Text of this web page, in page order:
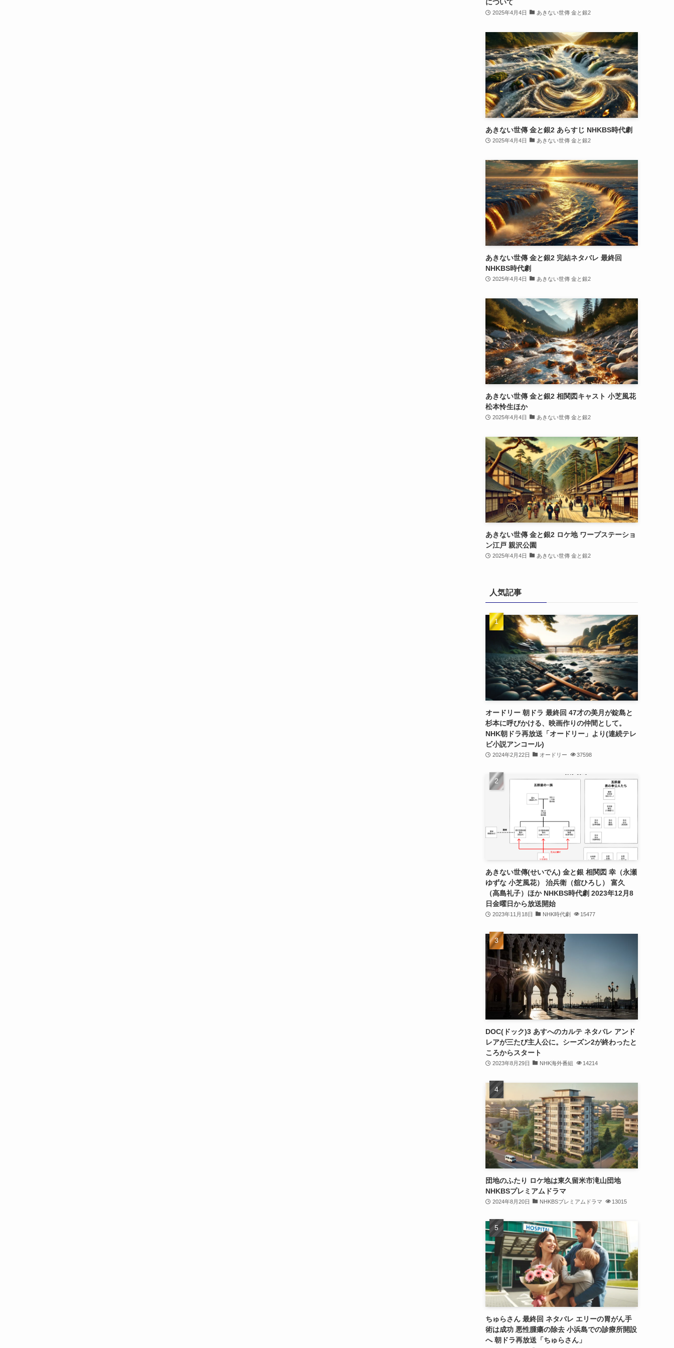
について
2025年4月4日 あきない世傳 金と銀2
あきない世傳 金と銀2 あらすじ NHKBS時代劇
2025年4月4日 あきない世傳 金と銀2
あきない世傳 金と銀2 完結ネタバレ 最終回
NHKBS時代劇
2025年4月4日 あきない世傳 金と銀2
あきない世傳 金と銀2 相関図キャスト 小芝風花
松本怜生ほか
2025年4月4日 あきない世傳 金と銀2
あきない世傳 金と銀2 ロケ地 ワープステーショ
ン江戸 親沢公園
2025年4月4日 あきない世傳 金と銀2
人気記事
オードリー 朝ドラ 最終回 47才の美月が錠島と
杉本に呼びかける、映画作りの仲間として。
NHK朝ドラ再放送「オードリー」より(連続テレ
ビ小説アンコール)
2024年2月22日 オードリー 37598
あきない世傳(せいでん) 金と銀 相関図 幸（永瀬
ゆずな 小芝風花） 治兵衛（舘ひろし） 富久
（高島礼子）ほか NHKBS時代劇 2023年12月8
日金曜日から放送開始
2023年11月18日 NHK時代劇 15477
DOC(ドック)3 あすへのカルテ ネタバレ アンド
レアが三たび主人公に。シーズン2が終わったと
ころからスタート
2023年8月29日 NHK海外番組 14214
団地のふたり ロケ地は東久留米市滝山団地
NHKBSプレミアムドラマ
2024年8月20日 NHKBSプレミアムドラマ 13015
ちゅらさん 最終回 ネタバレ エリーの胃がん手
術は成功 悪性腫瘍の除去 小浜島での診療所開設
へ 朝ドラ再放送「ちゅらさん」